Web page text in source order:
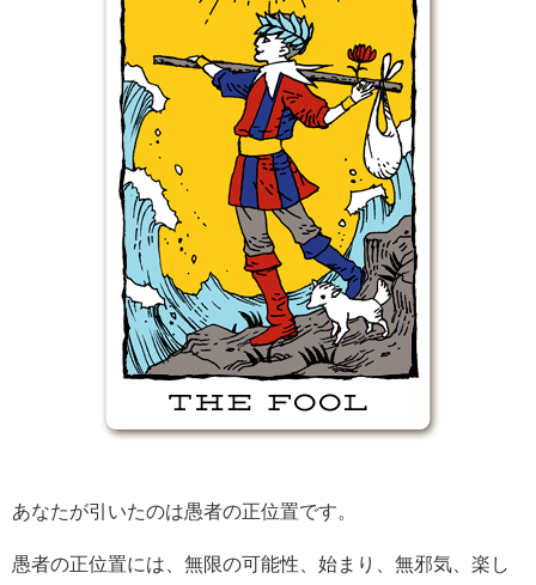
あなたが引いたのは愚者の正位置です。
愚者の正位置には、無限の可能性、始まり、無邪気、楽し